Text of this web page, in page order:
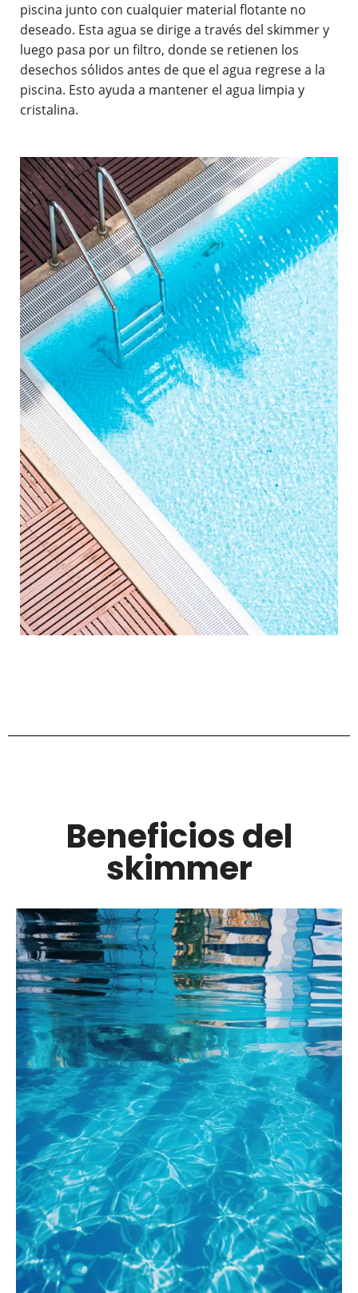
piscina junto con cualquier material flotante no
deseado. Esta agua se dirige a través del skimmer y
luego pasa por un filtro, donde se retienen los
desechos sólidos antes de que el agua regrese a la
piscina. Esto ayuda a mantener el agua limpia y
cristalina.
Beneficios del
skimmer